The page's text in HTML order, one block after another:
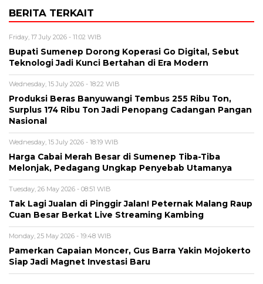
BERITA TERKAIT
Friday, 17 July 2026 - 11:02 WIB
Bupati Sumenep Dorong Koperasi Go Digital, Sebut
Teknologi Jadi Kunci Bertahan di Era Modern
Wednesday, 15 July 2026 - 18:22 WIB
Produksi Beras Banyuwangi Tembus 255 Ribu Ton,
Surplus 174 Ribu Ton Jadi Penopang Cadangan Pangan
Nasional
Wednesday, 15 July 2026 - 18:19 WIB
Harga Cabai Merah Besar di Sumenep Tiba-Tiba
Melonjak, Pedagang Ungkap Penyebab Utamanya
Tuesday, 26 May 2026 - 08:51 WIB
Tak Lagi Jualan di Pinggir Jalan! Peternak Malang Raup
Cuan Besar Berkat Live Streaming Kambing
Monday, 25 May 2026 - 19:48 WIB
Pamerkan Capaian Moncer, Gus Barra Yakin Mojokerto
Siap Jadi Magnet Investasi Baru